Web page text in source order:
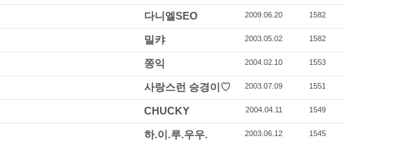
다니엘SEO 2009.06.20 1582
밀캬 2003.05.02 1582
쫑익 2004.02.10 1553
사랑스런 승경이♡ 2003.07.09 1551
CHUCKY 2004.04.11 1549
하.이.루.우우. 2003.06.12 1545